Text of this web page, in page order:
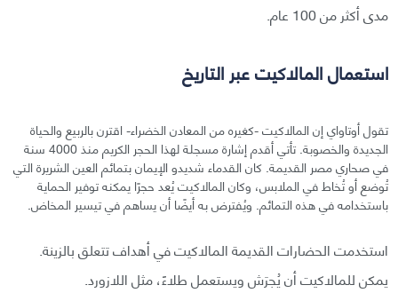
مدى أكثر من 100 عام.
استعمال المالاكيت عبر التاريخ
تقول أوتاواي إن المالاكيت -كغيره من المعادن الخضراء- اقترن بالربيع والحياة
الجديدة والخصوبة. تأتي أقدم إشارة مسجلة لهذا الحجر الكريم منذ 4000 سنة
في صحاري مصر القديمة. كان القدماء شديدو الإيمان بتمائم العين الشريرة التي
تُوضع أو تُخاط في الملابس، وكان المالاكيت يُعد حجرًا يمكنه توفير الحماية
باستخدامه في هذه التمائم. ويُفترض به أيضًا أن يساهم في تيسير المخاض.
استخدمت الحضارات القديمة المالاكيت في أهداف تتعلق بالزينة.
يمكن للمالاكيت أن يُجرَش ويستعمل طلاءً، مثل اللازورد.